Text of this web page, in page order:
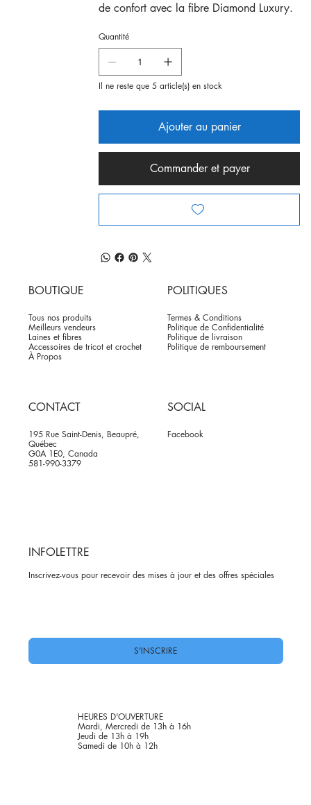
de confort avec la fibre Diamond Luxury.
Quantité
Il ne reste que 5 article(s) en stock
Ajouter au panier
Commander et payer
BOUTIQUE
Tous nos produits
Meilleurs vendeurs
Laines et fibres
Accessoires de tricot et crochet
À Propos
POLITIQUES
Termes & Conditions
Politique de Confidentialité
Politique de livraison
Politique de remboursement
CONTACT
195 Rue Saint-Denis, Beaupré,
Québec
G0A 1E0, Canada
581-990-3379
SOCIAL
Facebook
INFOLETTRE
Inscrivez-vous pour recevoir des mises à jour et des offres spéciales
S'INSCRIRE
HEURES D'OUVERTURE
Mardi, Mercredi de 13h à 16h
Jeudi de 13h à 19h
Samedi de 10h à 12h